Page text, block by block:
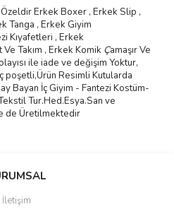
Erkek Boxer , Erkek Slip ,
Tanga , Erkek Giyim
Kıyafetleri , Erkek
Takım , Erkek Komik Çamaşır Ve
ile iade ve değişim Yoktur,
poşetli,Ürün Resimli Kutularda
Bayan İçGiyim - Fantezi Kostüm-
Tur.Hed.Esya.San ve
de Üretilmektedir
yorumu siz yapın!
İletişim